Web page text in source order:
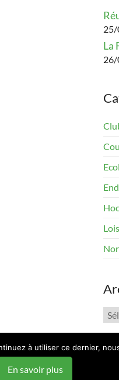
25/
La
26/
à utiliser ce dernier,
En savoir plus